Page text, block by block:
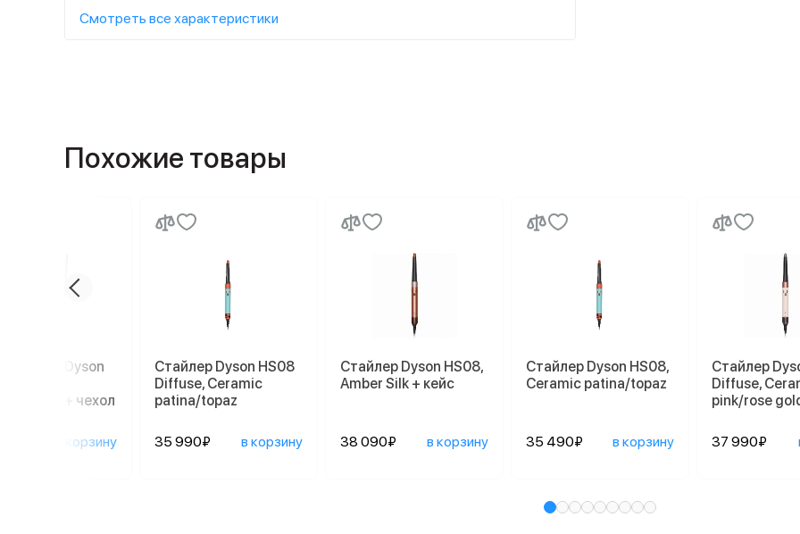
Смотреть все характеристики
Похожие товары
Dyson
Nickel + чехол
в корзину
Стайлер Dyson HS08
Diffuse, Ceramic
patina/topaz
35 990₽ в корзину
Стайлер Dyson HS08,
Amber Silk + кейс
38 090₽ в корзину
Стайлер Dyson HS08,
Ceramic patina/topaz
35 490₽ в корзину
Стайлер
Diffuse,
pink/rose
37 990₽